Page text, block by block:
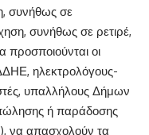
συνήθως σε
συνήθως σε ρετιρέ,
οι
ηλεκτρολόγους-
υπαλλήλους Δήμων
ή παράδοσης
να απασχολούν τα